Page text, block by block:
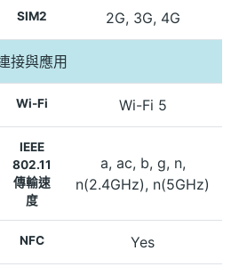
SIM2 2G, 3G, 4G
接與應用
Wi-Fi Wi-Fi 5
IEEE
802.11
傳輸速
度
a, ac, b, g, n,
n(2.4GHz), n(5GHz)
NFC Yes